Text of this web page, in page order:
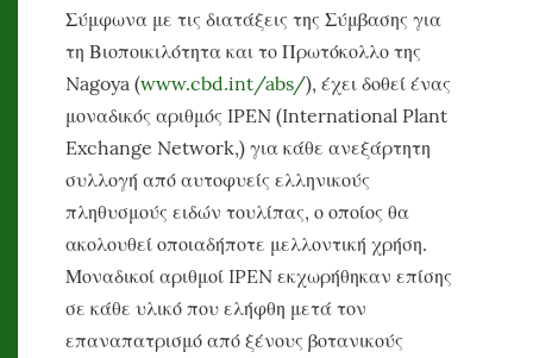
Σύμφωνα με τις διατάξεις της Σύμβασης για
τη Βιοποικιλότητα και το Πρωτόκολλο της
Nagoya (www.cbd.int/abs/), έχει δοθεί ένας
μοναδικός αριθμός IPEN (International Plant
Exchange Network,) για κάθε ανεξάρτητη
συλλογή από αυτοφυείς ελληνικούς
πληθυσμούς ειδών τουλίπας, ο οποίος θα
ακολουθεί οποιαδήποτε μελλοντική χρήση.
Μοναδικοί αριθμοί IPEN εκχωρήθηκαν επίσης
σε κάθε υλικό που ελήφθη μετά τον
επαναπατρισμό από ξένους βοτανικούς